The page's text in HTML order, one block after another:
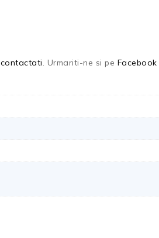
contactati. Urmariti-ne si pe Facebook